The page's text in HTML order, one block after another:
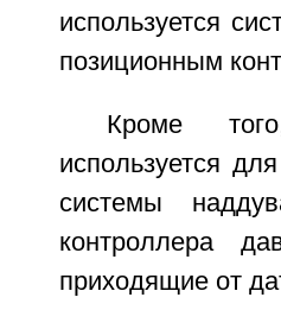
используется
позиционным
Кроме
используется
системы
контроллера
приходящие от